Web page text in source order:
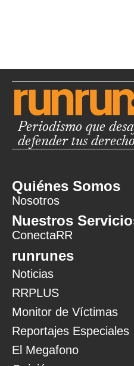
Periodismo que
defender tus
Quiénes Somos
Nosotros
Nuestros
ConectaRR
runrunes
Noticias
RRPLUS
Monitor de Víctimas
Reportajes Especiales
El Megafono